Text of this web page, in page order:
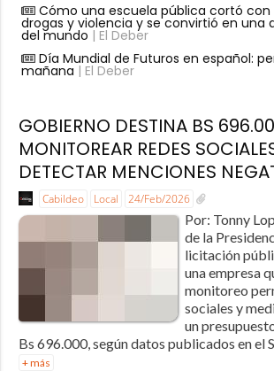
Cómo una escuela pública cortó con
drogas y violencia y se convirtió en una
del mundo | El Deber
Día Mundial de Futuros en español:
mañana | El Deber
GOBIERNO DESTINA BS
MONITOREAR REDES
DETECTAR MENCIONES
Cabildeo Local 24/Feb/2026
Por: Tonny
de la
licitación
una empresa
monitoreo
sociales y
un
Bs 696.000, según datos publicados en el
+ más